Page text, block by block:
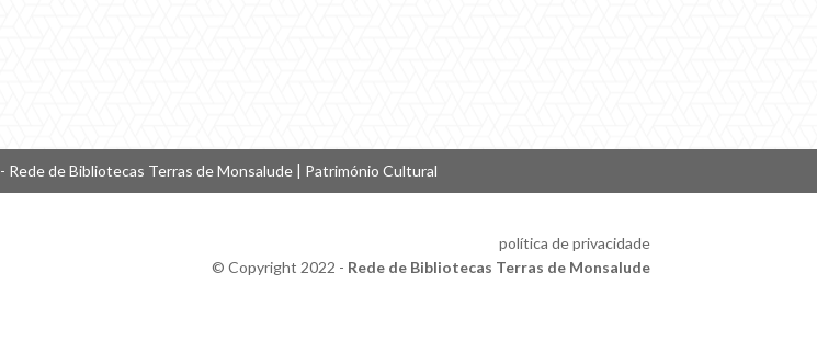
- Rede de Bibliotecas Terras de Monsalude | Património Cultural
política de privacidade
© Copyright 2022 - Rede de Bibliotecas Terras de Monsalude